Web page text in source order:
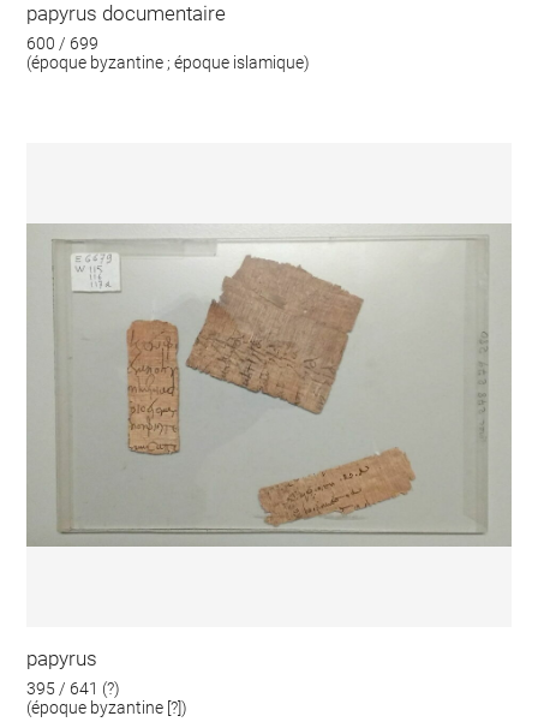
papyrus documentaire
600 / 699
(époque byzantine ; époque islamique)
papyrus
395 / 641 (?)
(époque byzantine [?])